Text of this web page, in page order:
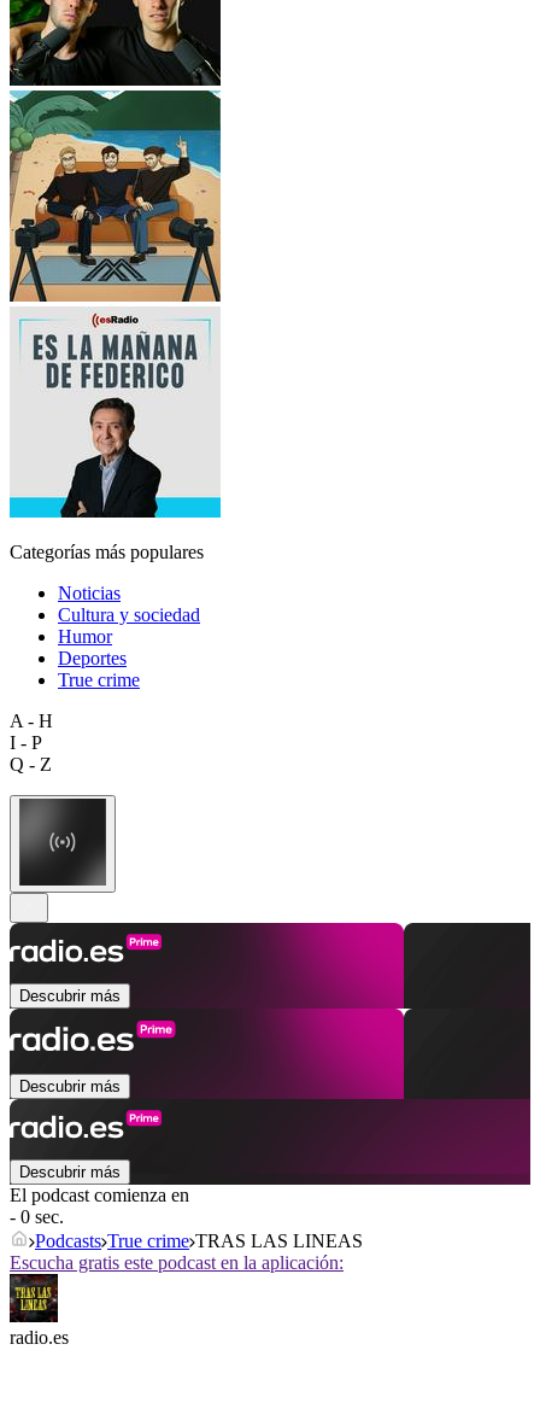
Categorías más populares
Noticias
Cultura y sociedad
Humor
Deportes
True crime
A - H
I - P
Q - Z
Descubrir más
Descubrir más
Descubrir más
El podcast comienza en
- 0 sec.
Podcasts True crime TRAS LAS LINEAS
Escucha gratis este podcast en la aplicación:
radio.es